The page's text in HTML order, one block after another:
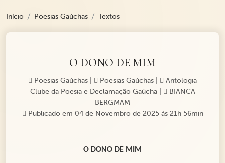
Início Poesias Gaúchas Textos
O DONO DE MIM
Poesias Gaúchas Poesias Gaúchas
Antologia
Clube da Poesia e Declamação Gaúcha|
BIANCA
BERGMAM
Publicado em 04 de Novembro de 2025 ás 21h 56min
O DONO DE MIM